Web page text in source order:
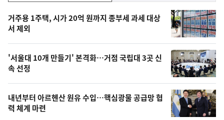
기,
최
신,
오
늘
의
영
상
인
기
뉴
스
거주용 1주택, 시가 20억 원까지 종부세 과세 대상
서 제외
'서울대 10개 만들기' 본격화…거점 국립대 3곳 신
속 선정
내년부터 아르헨산 원유 수입…핵심광물 공급망 협
력 체계 마련